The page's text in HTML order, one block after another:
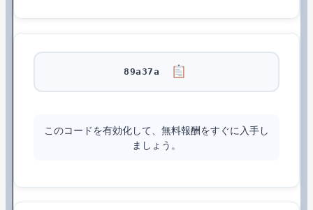
89a37a
このコードを有効化して、無料報酬をすぐに入手し
ましょう。